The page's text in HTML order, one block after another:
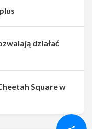
działać
Square w